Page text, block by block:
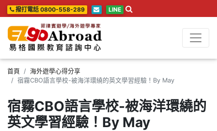
撥打電話 0800-558-289 LINE
首頁
海外遊學心得分享
宿霧CBO語言學校-被海洋環繞的英文學習經驗！By May
宿霧CBO語言學校-被海洋環繞的
英文學習經驗！By May